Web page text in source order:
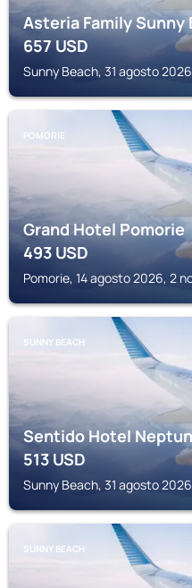
Asteria Family Sunny
657USD
Sunny Beach, 31 agosto
POMORIE
Grand Hotel Pomorie
493USD
Pomorie, 14 agosto 2026, 2
SUNNY BEACH
Sentido Hotel
513USD
Sunny Beach, 31 agosto
SUNNY BEACH